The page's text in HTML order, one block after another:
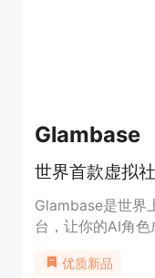
Glambase
世界首款虚拟
Glambase是世界
台，让你的AI角
AI创作者，并使
优质新品